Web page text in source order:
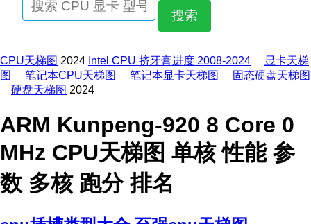
搜索
CPU天梯图 2024 Intel CPU 挤牙膏进度 2008-2024
显卡天梯
图
笔记本CPU天梯图 笔记本显卡天梯图
固态硬盘天梯图
硬盘天梯图 2024
ARM Kunpeng-920 8 Core 0
MHz CPU天梯图 单核 性能 参
数 多核 跑分 排名